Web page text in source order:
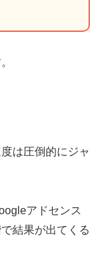
は圧倒的にジャ
アドセンス
結果が出てくる